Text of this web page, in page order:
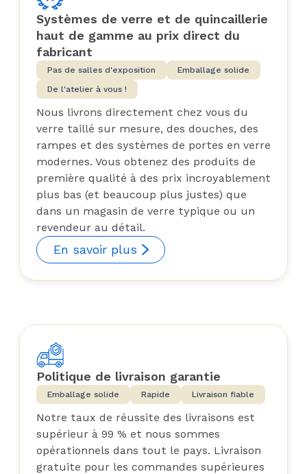
Systèmes de verre et de quincaillerie
haut de gamme au prix direct du
fabricant
Pas de salles d'exposition
Emballage solide
De l'atelier à vous !
Nous livrons directement chez vous du
verre taillé sur mesure, des douches, des
rampes et des systèmes de portes en verre
modernes. Vous obtenez des produits de
première qualité à des prix incroyablement
plus bas (et beaucoup plus justes) que
dans un magasin de verre typique ou un
revendeur au détail.
En savoir plus
Politique de livraison garantie
Emballage solide Rapide Livraison fiable
Notre taux de réussite des livraisons est
supérieur à 99 % et nous sommes
opérationnels dans tout le pays. Livraison
gratuite pour les commandes supérieures